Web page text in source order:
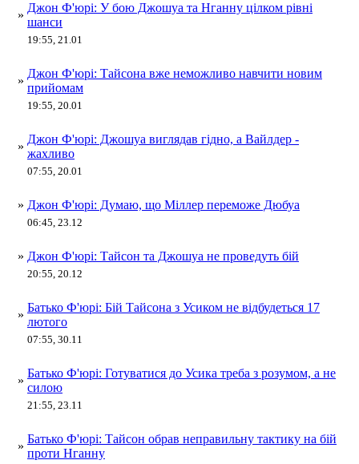
»
Джон Ф'юрі: У бою Джошуа та Нганну цілком рівні
шанси
19:55, 21.01
»
Джон Ф'юрі: Тайсона вже неможливо навчити новим
прийомам
19:55, 20.01
»
Джон Ф'юрі: Джошуа виглядав гідно, а Вайлдер -
жахливо
07:55, 20.01
» Джон Ф'юрі: Думаю, що Міллер переможе Дюбуа
06:45, 23.12
» Джон Ф'юрі: Тайсон та Джошуа не проведуть бій
20:55, 20.12
»
Батько Ф'юрі: Бій Тайсона з Усиком не відбудеться 17
лютого
07:55, 30.11
»
Батько Ф'юрі: Готуватися до Усика треба з розумом, а не
силою
21:55, 23.11
»
Батько Ф'юрі: Тайсон обрав неправильну тактику на бій
проти Нганну